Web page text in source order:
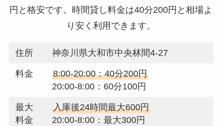
円と格安です。時間貸し料金は40分200円と相場よ
り安く利用できます。
住所 神奈川県大和市中央林間4-27
料金
8:00-20:00：40分200円
20:00-8:00：60分100円
最大
料金
入庫後24時間最大600円
20:00-8:00：最大300円